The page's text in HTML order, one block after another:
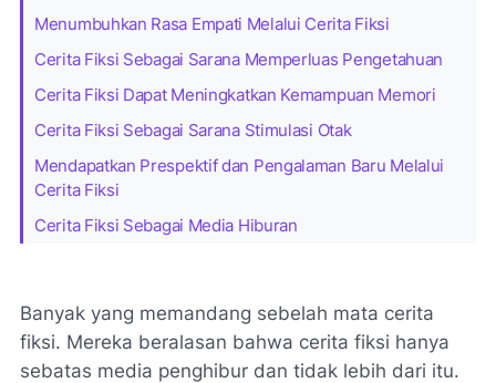
Menumbuhkan Rasa Empati Melalui Cerita Fiksi
Cerita Fiksi Sebagai Sarana Memperluas Pengetahuan
Cerita Fiksi Dapat Meningkatkan Kemampuan Memori
Cerita Fiksi Sebagai Sarana Stimulasi Otak
Mendapatkan Prespektif dan Pengalaman Baru Melalui
Cerita Fiksi
Cerita Fiksi Sebagai Media Hiburan
Banyak yang memandang sebelah mata cerita
fiksi. Mereka beralasan bahwa cerita fiksi hanya
sebatas media penghibur dan tidak lebih dari itu.